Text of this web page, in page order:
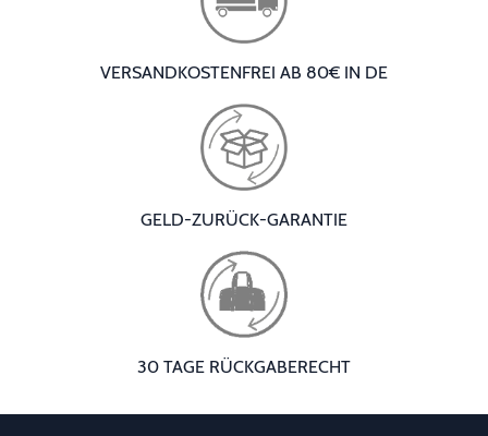
VERSANDKOSTENFREI AB 80€ IN DE
GELD-ZURÜCK-GARANTIE
30 TAGE RÜCKGABERECHT